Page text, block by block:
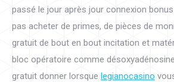
passé le jour après jour connexion
pas acheter de primes, de pièces de
gratuit de bout en bout incitation et
bloc opératoire comme
gratuit donner lorsque legianocasino